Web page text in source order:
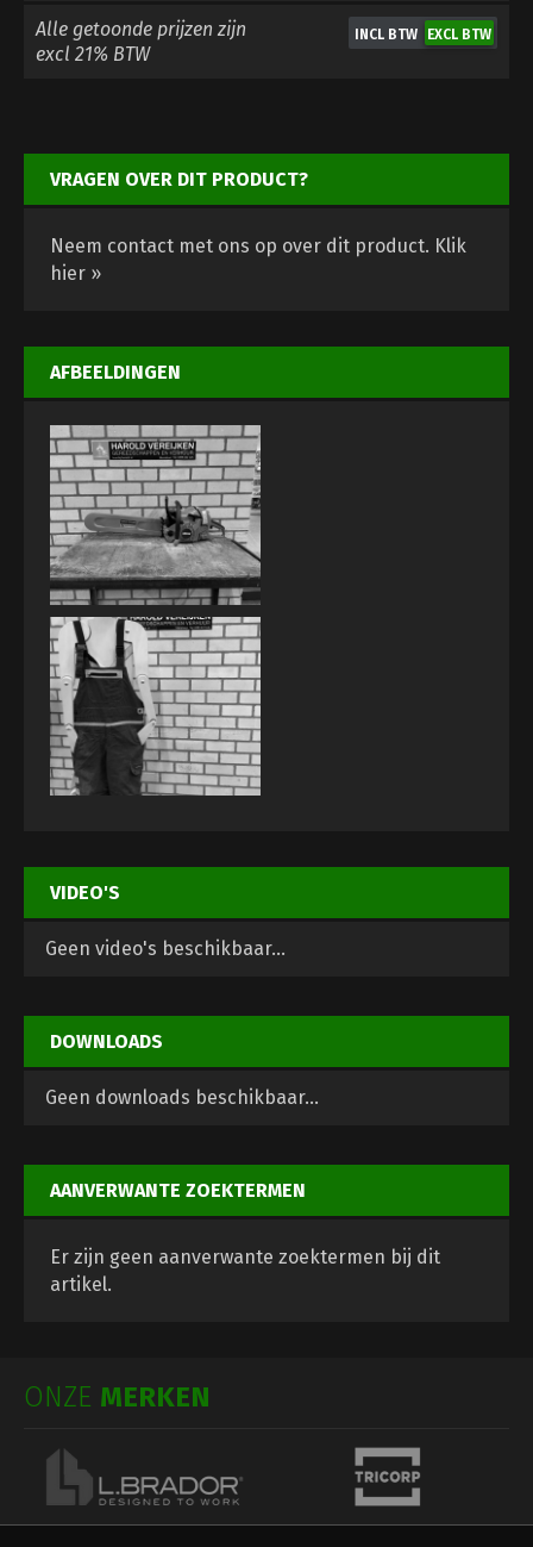
Alle getoonde prijzen zijn
excl 21% BTW
VRAGEN OVER DIT PRODUCT?
Neem contact met ons op over dit product. Klik
hier »
AFBEELDINGEN
VIDEO'S
Geen video's beschikbaar...
DOWNLOADS
Geen downloads beschikbaar...
AANVERWANTE ZOEKTERMEN
Er zijn geen aanverwante zoektermen bij dit
artikel.
ONZE MERKEN